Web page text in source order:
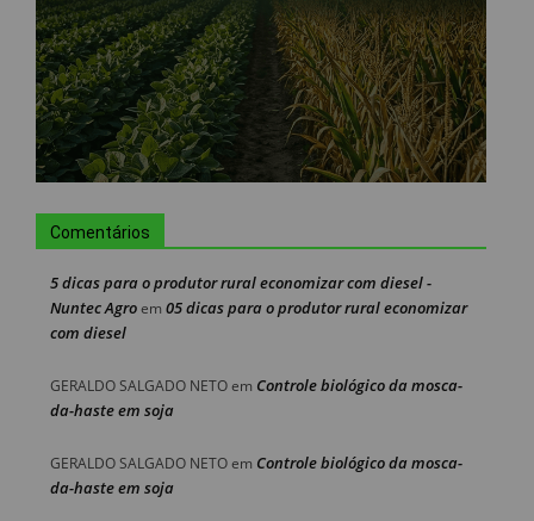
Comentários
5 dicas para o produtor rural economizar com diesel -
Nuntec Agroem 05 dicas para o produtor rural economizar
com diesel
GERALDO SALGADO NETOem Controle biológico da mosca-
da-haste em soja
GERALDO SALGADO NETOem Controle biológico da mosca-
da-haste em soja